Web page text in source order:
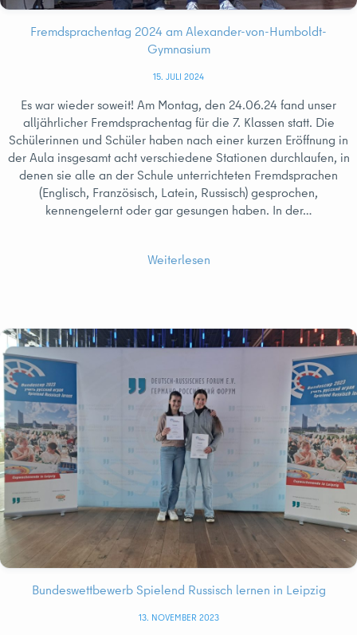
Fremdsprachentag 2024 am Alexander-von-Humboldt-
Gymnasium
15. JULI 2024
Es war wieder soweit! Am Montag, den 24.06.24 fand unser
alljährlicher Fremdsprachentag für die 7. Klassen statt. Die
Schülerinnen und Schüler haben nach einer kurzen Eröffnung in
der Aula insgesamt acht verschiedene Stationen durchlaufen, in
denen sie alle an der Schule unterrichteten Fremdsprachen
(Englisch, Französisch, Latein, Russisch) gesprochen,
kennengelernt oder gar gesungen haben. In der…
Weiterlesen
Bundeswettbewerb Spielend Russisch lernen in Leipzig
13. NOVEMBER 2023